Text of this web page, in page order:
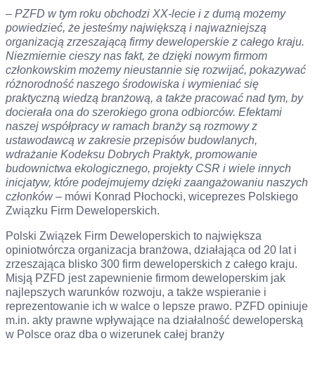
– PZFD w tym roku obchodzi XX-lecie i z dumą możemy
powiedzieć, że jesteśmy największą i najważniejszą
organizacją zrzeszającą firmy deweloperskie z całego kraju.
Niezmiernie cieszy nas fakt, że dzięki nowym firmom
członkowskim możemy nieustannie się rozwijać, pokazywać
różnorodność naszego środowiska i wymieniać się
praktyczną wiedzą branżową, a także pracować nad tym, by
docierała ona do szerokiego grona odbiorców. Efektami
naszej współpracy w ramach branży są rozmowy z
ustawodawcą w zakresie przepisów budowlanych,
wdrażanie Kodeksu Dobrych Praktyk, promowanie
budownictwa ekologicznego, projekty CSR i wiele innych
inicjatyw, które podejmujemy dzięki zaangażowaniu naszych
członków– mówi Konrad Płochocki, wiceprezes Polskiego
Związku Firm Deweloperskich.
Polski Związek Firm Deweloperskich to największa
opiniotwórcza organizacja branżowa, działająca od 20 lat i
zrzeszająca blisko 300 firm deweloperskich z całego kraju.
Misją PZFD jest zapewnienie firmom deweloperskim jak
najlepszych warunków rozwoju, a także wspieranie i
reprezentowanie ich w walce o lepsze prawo. PZFD opiniuje
m.in. akty prawne wpływające na działalność deweloperską
w Polsce oraz dba o wizerunek całej branży